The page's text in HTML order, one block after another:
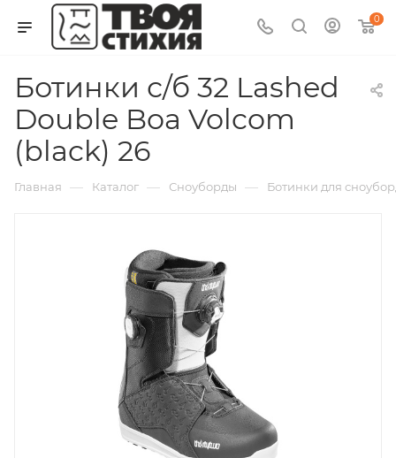
0
Ботинки с/б 32 Lashed
Double Boa Volcom
(black) 26
Главная — Каталог — Сноуборды — Ботинки для